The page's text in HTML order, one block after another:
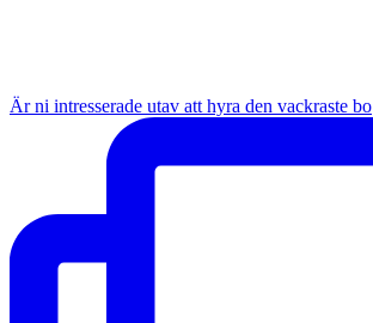
Är ni intresserade utav att hyra den vackraste bo